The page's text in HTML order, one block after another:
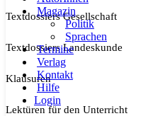
Magazin
Politik
Sprachen
Termine
Verlag
Kontakt
Hilfe
Login
Textdossiers Gesellschaft
Textdossiers Landeskunde
Klausuren
Lektüren für den Unterricht